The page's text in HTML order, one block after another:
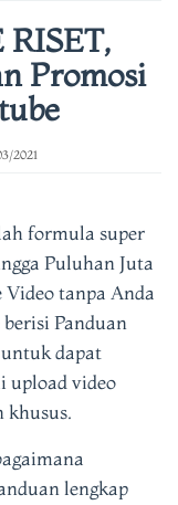
RISET,
Promosi
2021
formula super
Puluhan Juta
tanpa Anda
Panduan
dapat
upload video
khusus.
lengkap